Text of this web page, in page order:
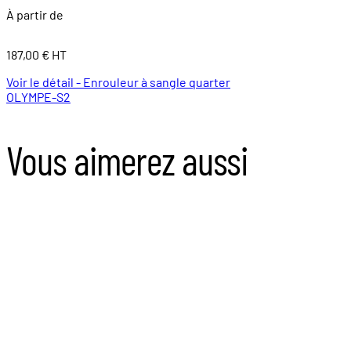
À partir de
187,00 € HT
Voir le détail - Enrouleur à sangle quarter
OLYMPE-S2
Vous aimerez aussi